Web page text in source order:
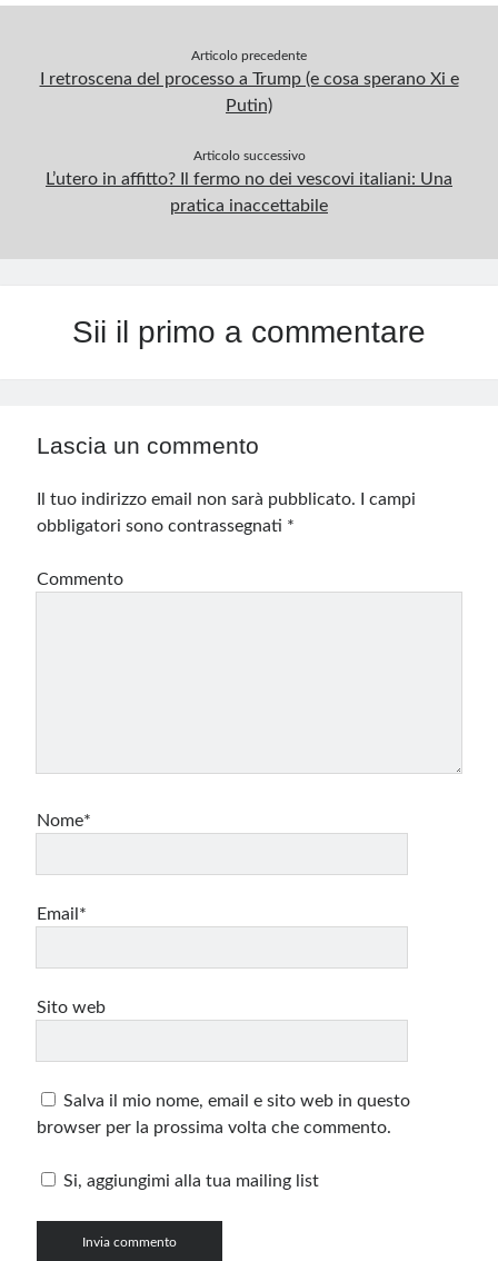
Articolo precedente
I retroscena del processo a Trump (e cosa sperano Xi e
Putin)
Articolo successivo
L’utero in affitto? Il fermo no dei vescovi italiani: Una
pratica inaccettabile
Sii il primo a commentare
Lascia un commento
Il tuo indirizzo email non sarà pubblicato.
I campi
obbligatori sono contrassegnati *
Commento
Nome*
Email*
Sito web
Salva il mio nome, email e sito web in questo
browser per la prossima volta che commento.
Si, aggiungimi alla tua mailing list